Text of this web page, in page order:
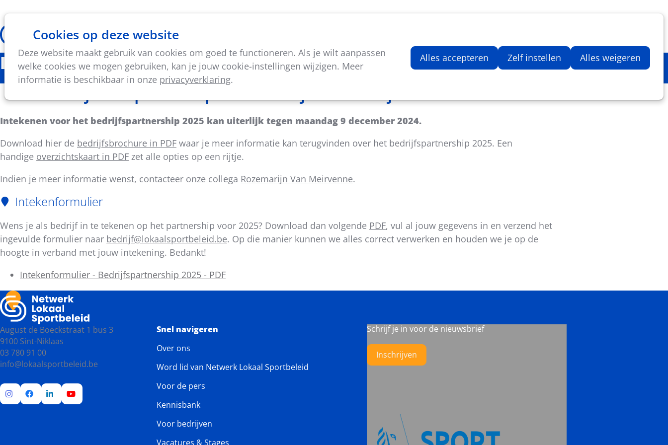
Cookies op deze website
Deze website maakt gebruik van cookies om goed te functioneren. Als je wilt aanpassen
welke cookies we mogen gebruiken, kan je jouw cookie-instellingen wijzigen. Meer
informatie is beschikbaar in onze privacyverklaring.
Alles accepteren Zelf instellen Alles weigeren
Thema's Vorming & activiteiten
Aantal artikelen in
Bedrijfspartnership 2025
Intekenen voor het bedrijfspartnership 2025 kan uiterlijk tegen maandag 9 december 2024.
Download hier de bedrijfsbrochure in PDF waar je meer informatie kan terugvinden over het bedrijfspartnership 2025. Een
handige overzichtskaart in PDF zet alle opties op een rijtje.
Indien je meer informatie wenst, contacteer onze collega Rozemarijn Van Meirvenne.
Intekenformulier
Wens je als bedrijf in te tekenen op het partnership voor 2025? Download dan volgende PDF, vul al jouw gegevens in en verzend het
ingevulde formulier naar bedrijf@lokaalsportbeleid.be. Op die manier kunnen we alles correct verwerken en houden we je op de
hoogte in verband met jouw intekening. Bedankt!
Intekenformulier - Bedrijfspartnership 2025 - PDF
August de Boeckstraat 1 bus 3
9100 Sint-Niklaas
03 780 91 00
info@lokaalsportbeleid.be
Snel navigeren
Over ons
Word lid van Netwerk Lokaal Sportbeleid
Voor de pers
Kennisbank
Voor bedrijven
Vacatures & Stages
Schrijf je in voor de nieuwsbrief
Inschrijven